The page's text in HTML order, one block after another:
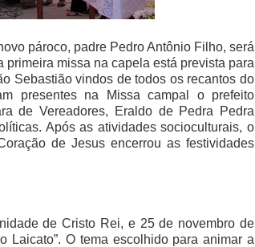
pároco, padre Pedro Antônio Filho, será
missa na capela está prevista para
Sebastião vindos de todos os recantos do
presentes na Missa campal o prefeito
de Vereadores, Eraldo de Pedra Pedra
Após as atividades socioculturais, o
de Jesus encerrou as festividades
de Cristo Rei, e 25 de novembro de
Laicato”. O tema escolhido para animar a